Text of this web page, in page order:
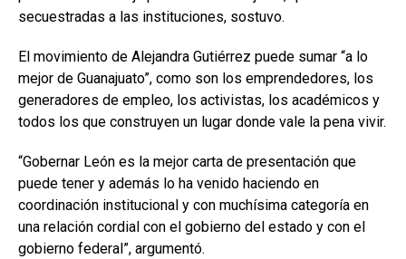
secuestradas a las instituciones, sostuvo.
El movimiento de Alejandra Gutiérrez puede sumar “a lo
mejor de Guanajuato”, como son los emprendedores, los
generadores de empleo, los activistas, los académicos y
todos los que construyen un lugar donde vale la pena vivir.
“Gobernar León es la mejor carta de presentación que
puede tener y además lo ha venido haciendo en
coordinación institucional y con muchísima categoría en
una relación cordial con el gobierno del estado y con el
gobierno federal”, argumentó.